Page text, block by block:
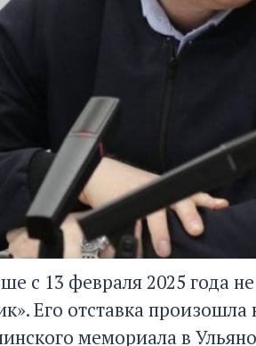
с 13 февраля 2025 года
Его отставка
мемориала в